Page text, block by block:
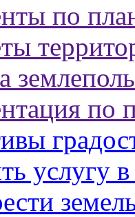
по
по
услугу в